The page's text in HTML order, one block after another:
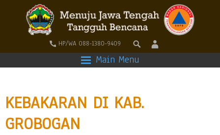
HP/WA 088-1380-9409
Main Menu
KEBAKARAN DI KAB.
GROBOGAN